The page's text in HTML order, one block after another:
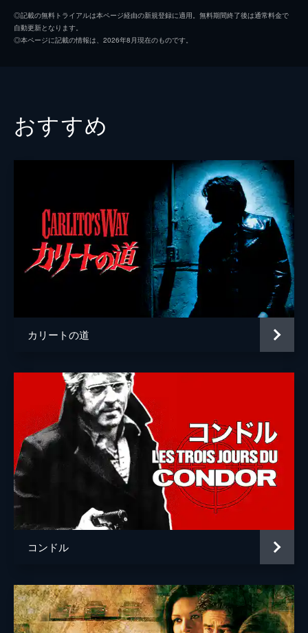
コーワンズ プルイット・テイラー・ヴィンス
パーク・オーヴァーオール
ケヴィン・ダン
バディア・ジョーラ
トビン・ベル
リック・ウォッシュバーン
トム・メイソン
脚本 クリス・ジェロルモ
製作 フレデリック・ゾロ
ロバート・Ｆ・コールズベリー
◎記載の無料トライアルは本ページ経由の新規登録に適用。無料期間終了後は通常料金で
自動更新となります。
◎本ページに記載の情報は、2026年8月現在のものです。
おすすめ
カリートの道
コンドル